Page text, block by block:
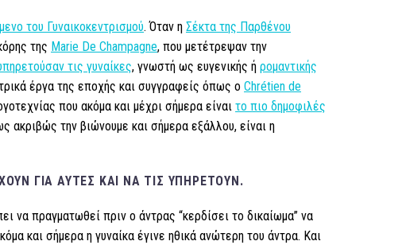
του Γυναικοκεντρισμού. Όταν η Σέκτα της Παρθένου
της Marie De Champagne, που μετέτρεψαν την
τις γυναίκες, γνωστή ως ευγενικής ή ρομαντικής
έργα της εποχής και συγγραφείς όπως ο Chrétien de
που ακόμα και μέχρι σήμερα είναι το πιο δημοφιλές
ακριβώς την βιώνουμε και σήμερα εξάλλου, είναι η
ΓΙΑ ΑΥΤΈΣ ΚΑΙ ΝΑ ΤΙΣ ΥΠΗΡΕΤΟΎΝ.
να πραγματωθεί πριν ο άντρας “κερδίσει το δικαίωμα” να
και σήμερα η γυναίκα έγινε ηθικά ανώτερη του άντρα. Και